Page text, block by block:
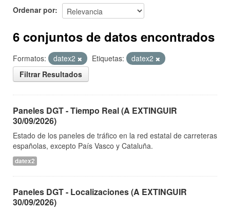
Ordenar por
6 conjuntos de datos encontrados
Formatos: datex2 Etiquetas:
datex2
Filtrar Resultados
Paneles DGT - Tiempo Real (A EXTINGUIR
30/09/2026)
Estado de los paneles de tráfico en la red estatal de carreteras
españolas, excepto País Vasco y Cataluña.
datex2
Paneles DGT - Localizaciones (A EXTINGUIR
30/09/2026)